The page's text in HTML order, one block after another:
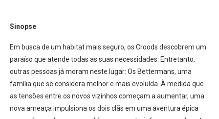
Sinopse
Em busca de um habitat mais seguro, os Croods descobrem um
paraíso que atende todas as suas necessidades. Entretanto,
outras pessoas já moram neste lugar: Os Bettermans, uma
família que se considera melhor e mais evoluída. À medida que
as tensões entre os novos vizinhos começam a aumentar, uma
nova ameaça impulsiona os dois clãs em uma aventura épica